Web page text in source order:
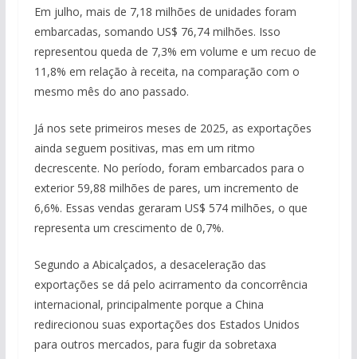
Em julho, mais de 7,18 milhões de unidades foram
embarcadas, somando US$ 76,74 milhões. Isso
representou queda de 7,3% em volume e um recuo de
11,8% em relação à receita, na comparação com o
mesmo mês do ano passado.
Já nos sete primeiros meses de 2025, as exportações
ainda seguem positivas, mas em um ritmo
decrescente. No período, foram embarcados para o
exterior 59,88 milhões de pares, um incremento de
6,6%. Essas vendas geraram US$ 574 milhões, o que
representa um crescimento de 0,7%.
Segundo a Abicalçados, a desaceleração das
exportações se dá pelo acirramento da concorrência
internacional, principalmente porque a China
redirecionou suas exportações dos Estados Unidos
para outros mercados, para fugir da sobretaxa